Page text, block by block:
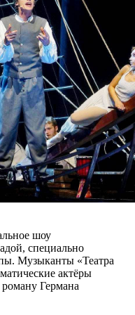
шоу
специально
Музыканты «Театра
актёры
Германа